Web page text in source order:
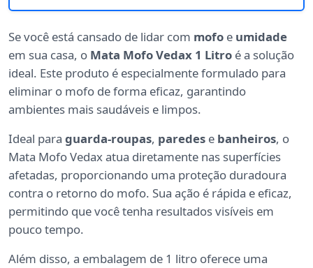
Se você está cansado de lidar com mofo e umidade
em sua casa, o Mata Mofo Vedax 1 Litro é a solução
ideal. Este produto é especialmente formulado para
eliminar o mofo de forma eficaz, garantindo
ambientes mais saudáveis e limpos.
Ideal para guarda-roupas, paredes e banheiros, o
Mata Mofo Vedax atua diretamente nas superfícies
afetadas, proporcionando uma proteção duradoura
contra o retorno do mofo. Sua ação é rápida e eficaz,
permitindo que você tenha resultados visíveis em
pouco tempo.
Além disso, a embalagem de 1 litro oferece uma